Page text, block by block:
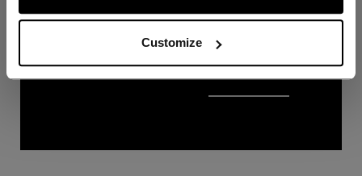
Customize
5.0 1 Avis